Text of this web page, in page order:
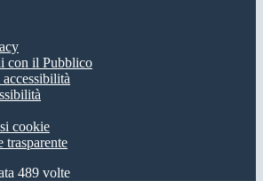
con il Pubblico
cookie
trasparente
489 volte